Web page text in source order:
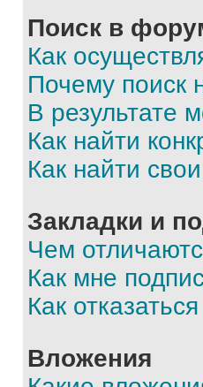
Поиск в
Как
Почему поиск
В результате
Как найти
Как найти
Закладки и
Чем
Как мне
Как
Вложения